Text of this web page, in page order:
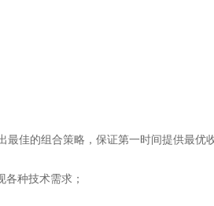
佳的组合策略，保证第一时间提供最优
种技术需求；